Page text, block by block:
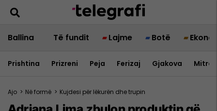
Ballina Të fundit Lajme Botë
Prishtina Prizreni Peja Ferizaj Gjakova
Ajo > Në formë > Kujdesi për lëkurën dhe trupin